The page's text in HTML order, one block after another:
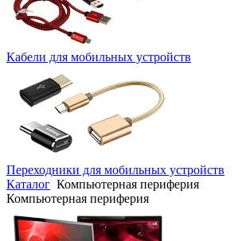
Кабели для мобильных устройств
Переходники для мобильных устройств
Каталог Компьютерная периферия
Компьютерная периферия